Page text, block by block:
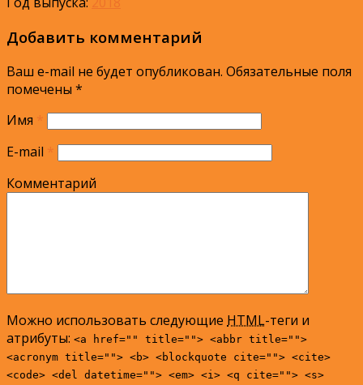
Добавить комментарий
Ваш e-mail не будет опубликован. Обязательные поля
помечены *
Имя *
E-mail *
Комментарий
Можно использовать следующие HTML-теги и
атрибуты: <a href="" title=""> <abbr title="">
<acronym title=""> <b> <blockquote cite=""> <cite>
<code> <del datetime=""> <em> <i> <q cite=""> <s>